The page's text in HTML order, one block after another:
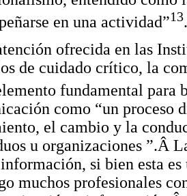
en una actividad”13.
ofrecida en las
de cuidado crítico, la
fundamental para
como “un proceso
el cambio y la
u organizaciones ”.Â
si bien esta es
muchos profesionales